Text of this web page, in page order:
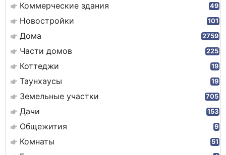
Коммерческие здания 49
Новостройки 101
Дома 2759
Части домов 225
Коттеджи 19
Таунхаусы 19
Земельные участки 705
Дачи 153
Общежития 9
Комнаты 51